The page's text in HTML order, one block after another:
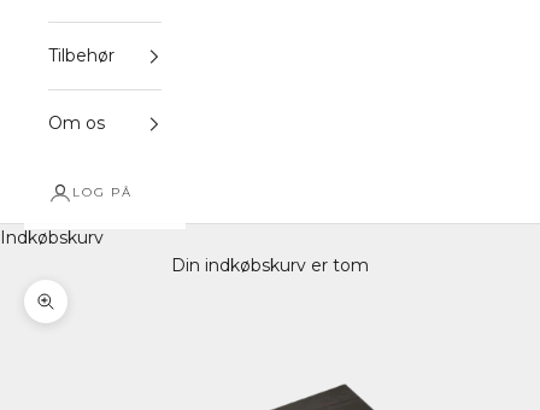
Tilbehør
Om os
LOG PÅ
Indkøbskurv
Din indkøbskurv er tom
Zoom